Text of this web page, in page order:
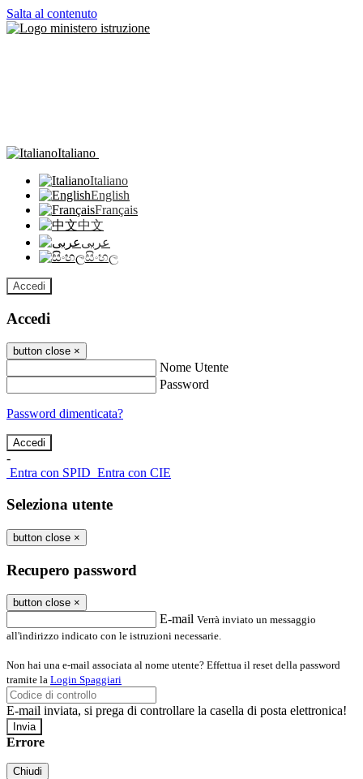
Salta al contenuto
Italiano
Italiano
English
Français
中文
عربى
සිංහල
Accedi
Accedi
button close ×
Nome Utente
Password
Password dimenticata?
-
Entra con SPID Entra con CIE
Seleziona utente
button close ×
Recupero password
button close ×
E-mail Verrà inviato un messaggio
all'indirizzo indicato con le istruzioni necessarie.
Non hai una e-mail associata al nome utente? Effettua il reset della password
tramite la Login Spaggiari
E-mail inviata, si prega di controllare la casella di posta elettronica!
Errore
Chiudi